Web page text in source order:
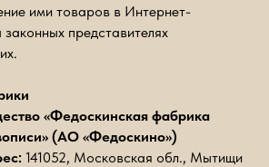
ими товаров в Интернет-
представителях
«Федоскинская фабрика
(АО «Федоскино»)
141052, Московская обл., Мытищи